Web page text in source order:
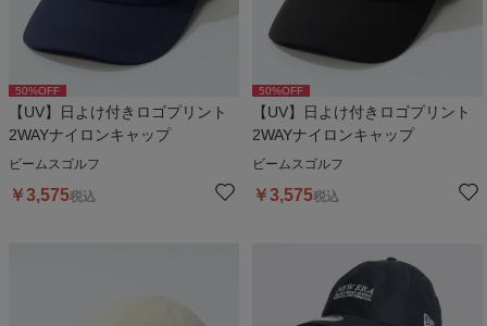
50%OFF
【UV】日よけ付きロゴプリント
2WAYナイロンキャップ
ビームスゴルフ
￥3,575税込
50%OFF
【UV】日よけ付きロゴプリント
2WAYナイロンキャップ
ビームスゴルフ
￥3,575税込